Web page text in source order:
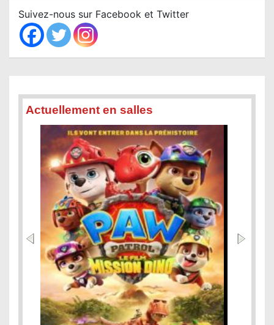
c
h
Suivez-nous sur Facebook et Twitter
Actuellement en salles